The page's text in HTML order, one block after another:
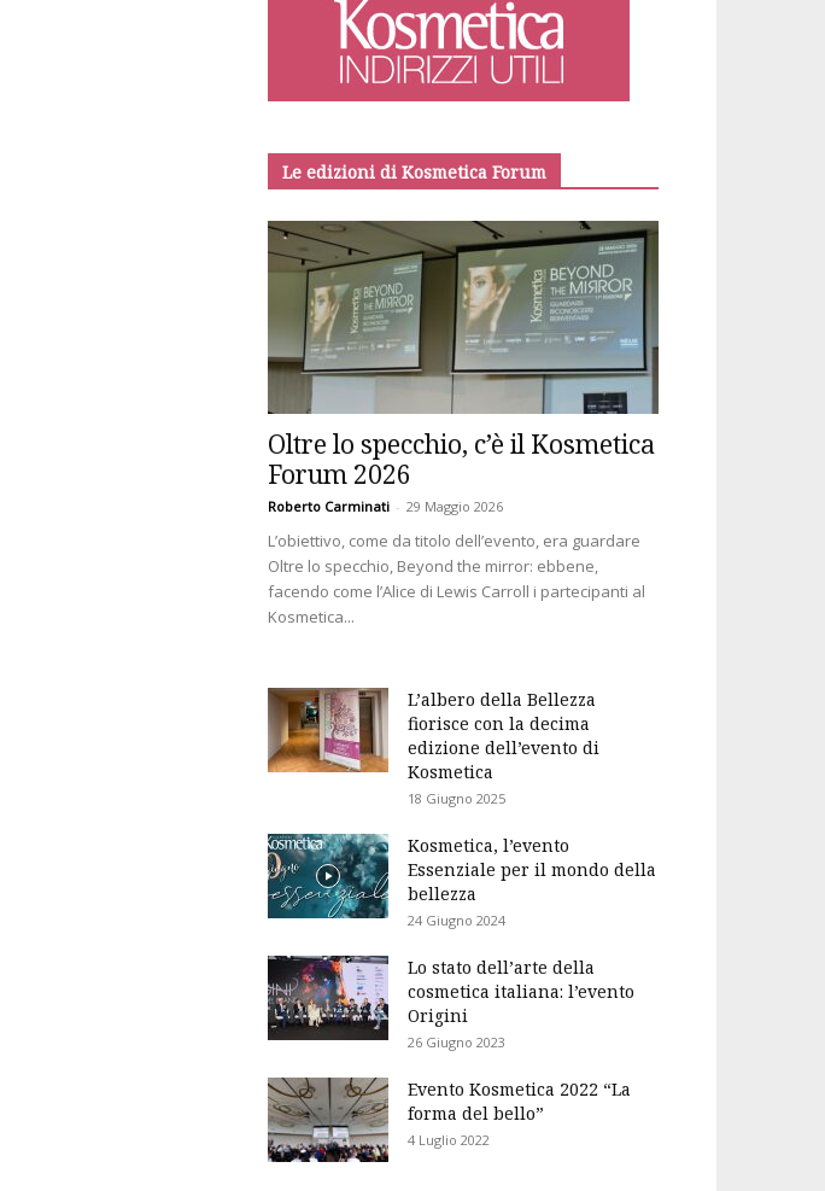
Le edizioni di Kosmetica Forum
Oltre lo specchio, c’è il Kosmetica
Forum 2026
Roberto Carminati - 29 Maggio 2026
L’obiettivo, come da titolo dell’evento, era guardare
Oltre lo specchio, Beyond the mirror: ebbene,
facendo come l’Alice di Lewis Carroll i partecipanti al
Kosmetica...
L’albero della Bellezza
fiorisce con la decima
edizione dell’evento di
Kosmetica
18 Giugno 2025
Kosmetica, l’evento
Essenziale per il mondo della
bellezza
24 Giugno 2024
Lo stato dell’arte della
cosmetica italiana: l’evento
Origini
26 Giugno 2023
Evento Kosmetica 2022 “La
forma del bello”
4 Luglio 2022